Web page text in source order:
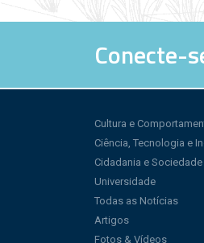
Conecte-
Cultura e
Ciência, Tecnologia e
Cidadania e Sociedade
Universidade
Todas as Notícias
Artigos
Fotos & Vídeos